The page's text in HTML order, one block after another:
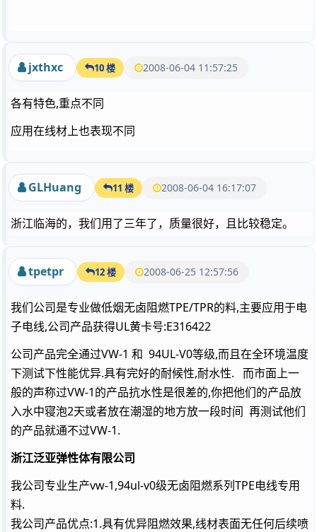
jxthxc 10 楼 2008-06-04 11:57:25
各有特色,重点不同
应用在线材上也表现不同
GLHuang 11 楼 2008-06-04 16:17:07
浙江临海的，我们用了三年了，质量很好，且比较稳定。
tpetpr 12 楼 2008-06-25 12:57:56
我们公司是专业做低烟无卤阻燃TPE/TPR的料,主要应用于电
子电线,公司产品获得UL黄卡号:E316422
公司产品完全通过VW-1 和 94UL-V0等级,而且在全环境温度
下测试下性能优异.具有完好的耐候性,耐水性. 而市面上一
般的声称过VW-1的产品抗水性是很差的,你把他们的产品放
入水中寝泡2天或者放在潮湿的地方放一段时间 再测试他们
的产品就通不过VW-1.
浙江泛亚弹性体有限公司
我公司专业生产vw-1,94ul-v0级无卤阻燃系列 TPE电线专用
料.
我公司产品优点:1.具有优异阻燃效果,线材表面无任何后续喷